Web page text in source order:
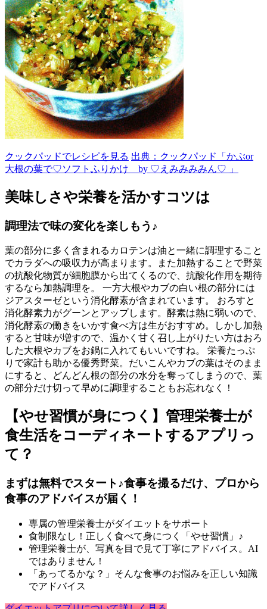
クックパッドでレシピを見る 出典：クックパッド「かぶor
大根の葉で♡ソフトふりかけ by ♡えみみみみん♡ 」
美味しさや栄養を活かすコツは
調理法で味の変化を楽しもう♪
葉の部分に多く含まれるカロテンは油と一緒に調理すること
でカラダへの吸収力が高まります。また加熱することで野菜
の抗酸化物質が細胞膜から出てくるので、抗酸化作用を期待
するなら加熱調理を。 一方大根やカブの白い根の部分には
ジアスターゼという消化酵素が含まれています。 おろすと
消化酵素力がグーンとアップします。酵素は熱に弱いので、
消化酵素の働きをいかす食べ方は生がおすすめ。しかし加熱
すると甘味が増すので、温かく甘く召し上がりたい方はおろ
した大根やカブをお鍋に入れてもいいですね。 栄養たっぷ
りで家計も助かる優秀野菜。だいこんやカブの葉はそのまま
にすると、どんどん根の部分の水分を奪ってしまうので、葉
の部分だけ切って早めに調理することもお忘れなく！
【やせ習慣が身につく】管理栄養士が
食生活をコーディネートするアプリっ
て？
まずは無料でスタート♪食事を撮るだけ、プロから
食事のアドバイスが届く！
専属の管理栄養士がダイエットをサポート
食制限なし！正しく食べて身につく「やせ習慣」♪
管理栄養士が、写真を目で見て丁寧にアドバイス。AI
ではありません！
「あってるかな？」そんな食事のお悩みを正しい知識
でアドバイス